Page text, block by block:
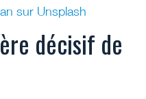
sur Unsplash
décisif de